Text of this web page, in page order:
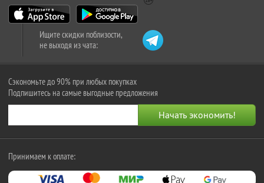
Ищите скидки поблизости,
не выходя из чата:
Сэкономьте до 90% при любых покупках
Подпишитесь на самые выгодные предложения
Принимаем к оплате: